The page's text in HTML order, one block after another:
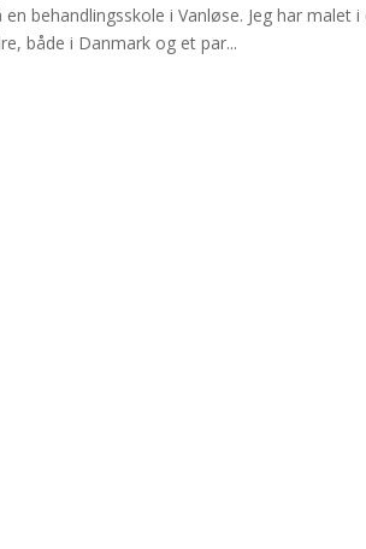
behandlingsskole i Vanløse. Jeg har
både i Danmark og et par...